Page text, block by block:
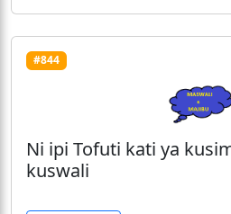
#844
Ni ipi Tofuti kati ya
kuswali